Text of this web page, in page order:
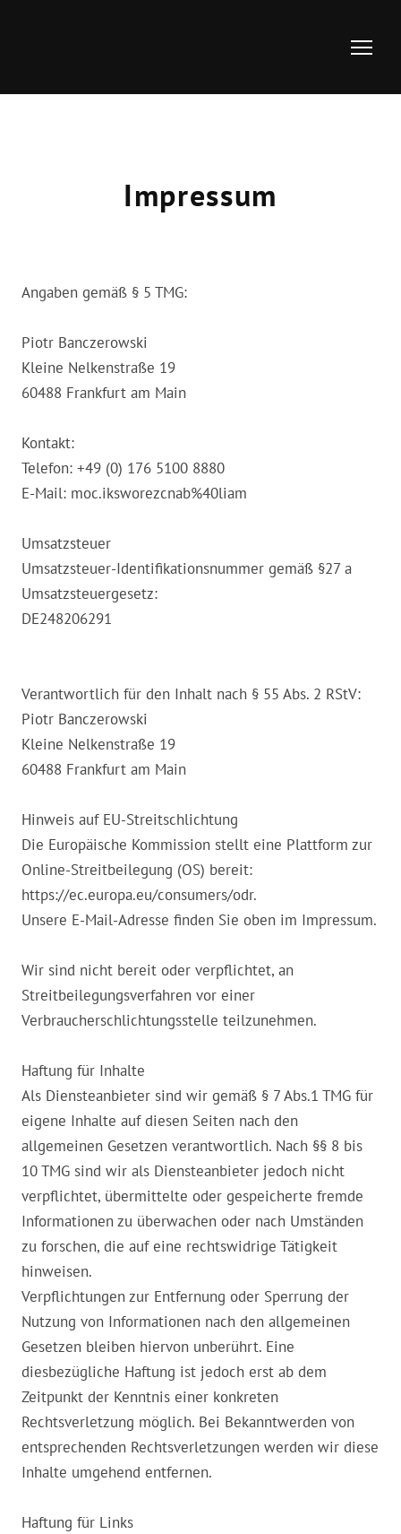
Impressum
Angaben gemäß § 5 TMG:
Piotr Banczerowski
Kleine Nelkenstraße 19
60488 Frankfurt am Main
Kontakt:
Telefon: +49 (0) 176 5100 8880
E-Mail: moc.iksworezcnab%40liam
Umsatzsteuer
Umsatzsteuer-Identifikationsnummer gemäß §27 a
Umsatzsteuergesetz:
DE248206291
Verantwortlich für den Inhalt nach § 55 Abs. 2 RStV:
Piotr Banczerowski
Kleine Nelkenstraße 19
60488 Frankfurt am Main
Hinweis auf EU-Streitschlichtung
Die Europäische Kommission stellt eine Plattform zur
Online-Streitbeilegung (OS) bereit:
https://ec.europa.eu/consumers/odr.
Unsere E-Mail-Adresse finden Sie oben im Impressum.
Wir sind nicht bereit oder verpflichtet, an
Streitbeilegungsverfahren vor einer
Verbraucherschlichtungsstelle teilzunehmen.
Haftung für Inhalte
Als Diensteanbieter sind wir gemäß § 7 Abs.1 TMG für
eigene Inhalte auf diesen Seiten nach den
allgemeinen Gesetzen verantwortlich. Nach §§ 8 bis
10 TMG sind wir als Diensteanbieter jedoch nicht
verpflichtet, übermittelte oder gespeicherte fremde
Informationen zu überwachen oder nach Umständen
zu forschen, die auf eine rechtswidrige Tätigkeit
hinweisen.
Verpflichtungen zur Entfernung oder Sperrung der
Nutzung von Informationen nach den allgemeinen
Gesetzen bleiben hiervon unberührt. Eine
diesbezügliche Haftung ist jedoch erst ab dem
Zeitpunkt der Kenntnis einer konkreten
Rechtsverletzung möglich. Bei Bekanntwerden von
entsprechenden Rechtsverletzungen werden wir diese
Inhalte umgehend entfernen.
Haftung für Links